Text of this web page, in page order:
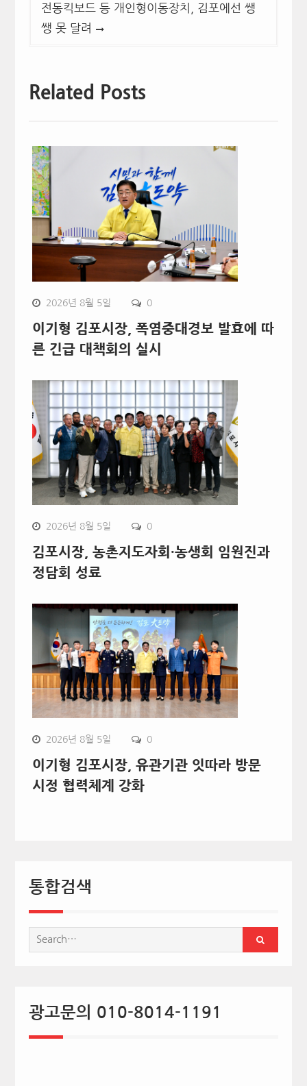
전동킥보드 등 개인형이동장치, 김포에선 쌩
쌩 못 달려
Related Posts
2026년 8월 5일 0
이기형 김포시장, 폭염중대경보 발효에 따
른 긴급 대책회의 실시
2026년 8월 5일 0
김포시장, 농촌지도자회·농생회 임원진과
정담회 성료
2026년 8월 5일 0
이기형 김포시장, 유관기관 잇따라 방문
시정 협력체계 강화
통합검색
Search
for:
광고문의 010-8014-1191